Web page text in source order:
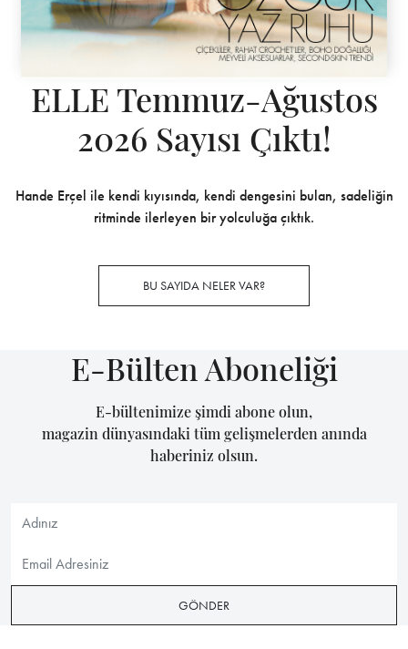
ELLE Temmuz-Ağustos
2026 Sayısı Çıktı!
Hande Erçel ile kendi kıyısında, kendi dengesini bulan, sadeliğin
ritminde ilerleyen bir yolculuğa çıktık.
BU SAYIDA NELER VAR?
E-Bülten Aboneliği
E-bültenimize şimdi abone olun,
magazin dünyasındaki tüm gelişmelerden anında
haberiniz olsun.
GÖNDER